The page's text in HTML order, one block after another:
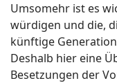
Umsomehr ist es
würdigen und die,
künftige
Deshalb hier eine
Besetzungen der